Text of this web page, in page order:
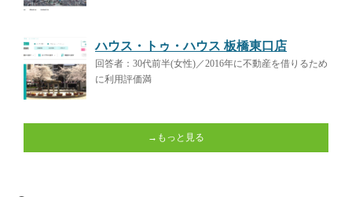
ハウス・トゥ・ハウス 板橋東口店
回答者：30代前半(女性)／2016年に不動産を借りるため
に利用評価満
→もっと見る